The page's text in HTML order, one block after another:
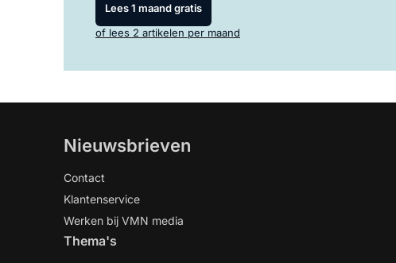
Lees 1 maand gratis
of lees 2 artikelen per maand
Nieuwsbrieven
Contact
Klantenservice
Werken bij VMN media
Thema's